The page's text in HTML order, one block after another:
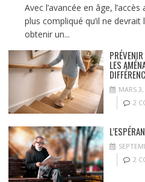
Avec l’avancée en âge,
plus compliqué qu’il ne devrait
obtenir un...
LES
MARS
2
2